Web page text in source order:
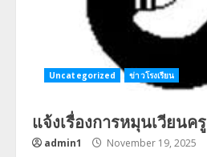
Uncategorized ข่าวโรงเรียน
แจ้งเรื่องการหมุนเวียนครู
admin1 November 19, 2025